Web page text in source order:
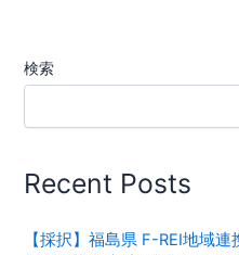
検索
Recent Posts
【採択】福島県 F-REI地域